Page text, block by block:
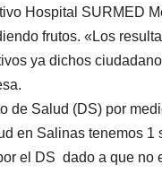
Hospital SURMED
frutos. «Los
ya dichos
de Salud (DS) por
en Salinas tenemos 1
el DS dado a que no